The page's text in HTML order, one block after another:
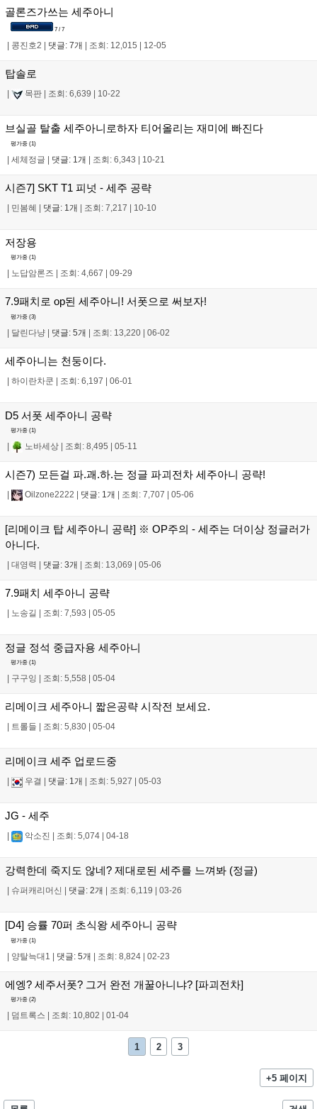
골론즈가쓰는 세주아니
7 / 7
콩진호2 댓글: 7개 조회: 12,015 12-05
탑솔로
목판 조회: 6,639 10-22
브실골 탈출 세주아니로하자 티어올리는 재미에 빠진다
평가중 (1)
| 세체정글 | 댓글: 1개 | 조회: 6,343 | 10-21
시즌7] SKT T1 피넛 - 세주 공략
| 민봄혜 | 댓글: 1개 | 조회: 7,217 | 10-10
저장용
평가중 (1)
노답암론즈 조회: 4,667 09-29
7.9패치로 op된 세주아니! 서폿으로 써보자!
평가중 (3)
| 달린다냥 | 댓글: 5개 | 조회: 13,220 | 06-02
세주아니는 천둥이다.
| 하이란차쿤 | 조회: 6,197 | 06-01
D5 서폿 세주아니 공략
평가중 (1)
노바세상 조회: 8,495 05-11
시즌7) 모든걸 파.괘.하.는 정글 파괴전차 세주아니 공략!
Oilzone2222 댓글: 1개 조회: 7,707 05-06
[리메이크 탑 세주아니 공략] ※ OP주의 - 세주는 더이상 정글러가
아니다.
대영력 댓글: 3개 조회: 13,069 05-06
7.9패치 세주아니 공략
노송길 조회: 7,593 05-05
정글 정석 중급자용 세주아니
평가중 (1)
구구잉 조회: 5,558 05-04
리메이크 세주아니 짧은공략 시작전 보세요.
트롤들 조회: 5,830 05-04
리메이크 세주 업로드중
우결 댓글: 1개 조회: 5,927 05-03
JG - 세주
악소진 조회: 5,074 04-18
강력한데 죽지도 않네? 제대로된 세주를 느껴봐 (정글)
슈퍼캐리머신 댓글: 2개 조회: 6,119 03-26
[D4] 승률 70퍼 초식왕 세주아니 공략
평가중 (1)
| 양탈늑대1 | 댓글: 5개 | 조회: 8,824 | 02-23
에엥? 세주서폿? 그거 완전 개꿀아니냐? [파괴전차]
평가중 (2)
덤트록스 조회: 10,802 01-04
1 2 3
+5 페이지